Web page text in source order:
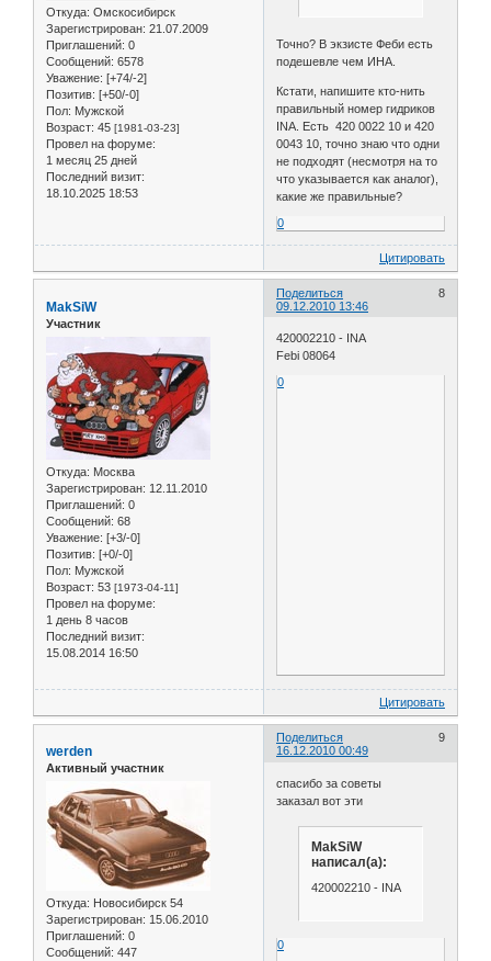
Откуда: Омскосибирск
Зарегистрирован: 21.07.2009
Приглашений: 0
Сообщений: 6578
Уважение: [+74/-2]
Позитив: [+50/-0]
Пол: Мужской
Возраст: 45 [1981-03-23]
Провел на форуме:
1 месяц 25 дней
Последний визит:
18.10.2025 18:53
Точно? В экзисте Феби есть
подешевле чем ИНА.
Кстати, напишите кто-нить
правильный номер гидриков
INA. Есть 420 0022 10 и 420
0043 10, точно знаю что одни
не подходят (несмотря на то
что указывается как аналог),
какие же правильные?
0
Цитировать
Поделиться
8
09.12.2010 13:46
MakSiW
Участник
Откуда: Москва
Зарегистрирован: 12.11.2010
Приглашений: 0
Сообщений: 68
Уважение: [+3/-0]
Позитив: [+0/-0]
Пол: Мужской
Возраст: 53 [1973-04-11]
Провел на форуме:
1 день 8 часов
Последний визит:
15.08.2014 16:50
420002210 - INA
Febi 08064
0
Цитировать
Поделиться
9
16.12.2010 00:49
werden
Активный участник
Откуда: Новосибирск 54
Зарегистрирован: 15.06.2010
Приглашений: 0
Сообщений: 447
спасибо за советы
заказал вот эти
MakSiW
написал(а):
420002210 - INA
0